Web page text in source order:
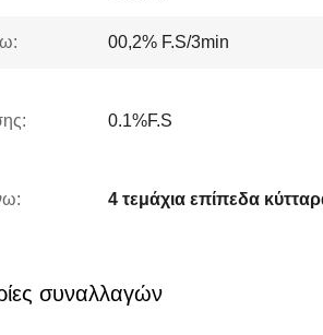
00,2% F.S/3min
0.1%F.S
συναλλαγών